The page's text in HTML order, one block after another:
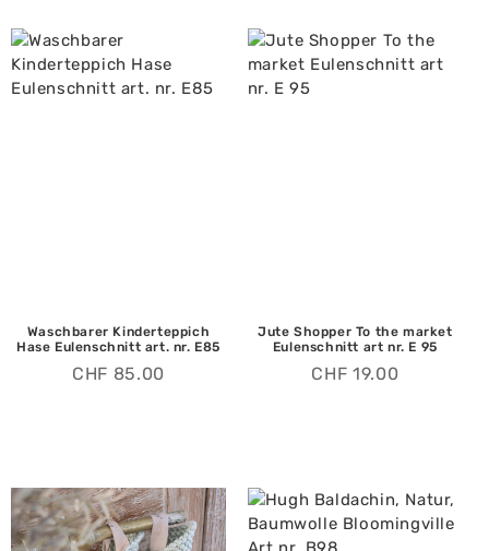
Waschbarer Kinderteppich
Hase Eulenschnitt art. nr. E85
CHF 85.00
Jute Shopper To the market
Eulenschnitt art nr. E 95
CHF 19.00